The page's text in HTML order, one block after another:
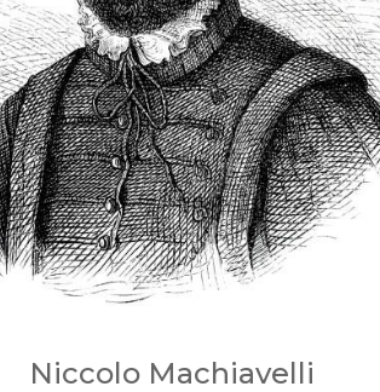
Niccolo Machiavelli